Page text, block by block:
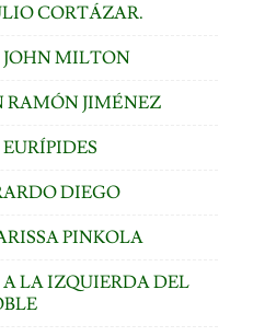
CORTÁZAR.
MILTON
RAMÓN JIMÉNEZ
DIEGO
PINKOLA
LA IZQUIERDA DEL